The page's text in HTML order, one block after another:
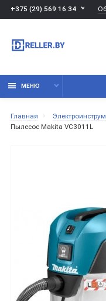
+375 (29) 569 16 34
МЕНЮ
Главная
Пылесос Makita VC3011L